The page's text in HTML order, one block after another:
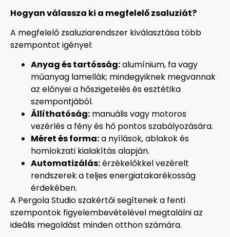
Hogyan válassza ki a megfelelő zsaluziát?
A megfelelő zsaluziarendszer kiválasztása több
szempontot igényel:
Anyag és tartósság:alumínium, fa vagy
műanyag lamellák; mindegyiknek megvannak
az előnyei a hőszigetelés és esztétika
szempontjából.
Állíthatóság: manuális vagy motoros
vezérlés a fény és hő pontos szabályozására.
Méret és forma:a nyílások, ablakok és
homlokzati kialakítás alapján.
Automatizálás:érzékelőkkel vezérelt
rendszerek a teljes energiatakarékosság
érdekében.
A Pergola Studio szakértői segítenek a fenti
szempontok figyelembevételével megtalálni az
ideális megoldást minden otthon számára.